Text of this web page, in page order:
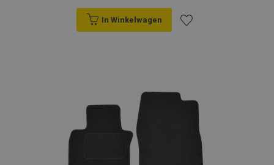
In Winkelwagen
aan
verlanglijst